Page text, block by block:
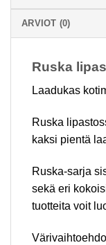
ARVIOT (0)
Ruska
Laadukas
Ruska
kaksi pientä
Ruska-sarja
sekä eri
tuotteita voit